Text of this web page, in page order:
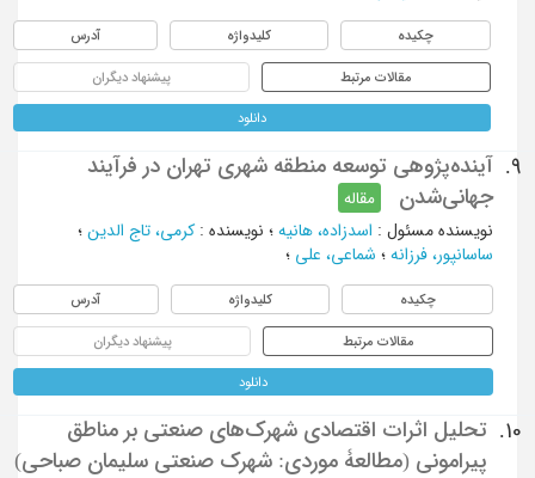
چکیده کلیدواژه آدرس
مقالات مرتبط پیشنهاد دیگران
دانلود
9.
آینده‌پژوهی توسعه منطقه شهری تهران در فرآیند
جهانی‌شدن
مقاله
نویسنده مسئول : اسدزاده، هانیه؛ نویسنده: کرمی، تاج الدین؛
ساسانپور، فرزانه؛ شماعی، علی ؛
چکیده کلیدواژه آدرس
مقالات مرتبط پیشنهاد دیگران
دانلود
10.
تحلیل اثرات اقتصادی شهرک‌های صنعتی بر مناطق
پیرامونی (مطالعۀ موردی: شهرک صنعتی سلیمان صباحی)